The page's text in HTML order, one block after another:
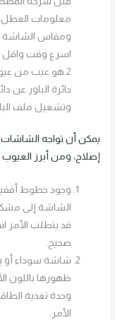
معلومات العطل
ومقاس الشاشة
اسرع وقت واقل
2.هو عيب من
دائرة الباور عن
وتشغيل ملف
يمكن أن تواجه
إصلاح، ومن أبرز
وجود خطوط
الشاشة إلى
قد يتطلب الأمر
صحيح.
شاشة سوداء أو
ظهورها باللون
وحدة تغذية
الأمر.